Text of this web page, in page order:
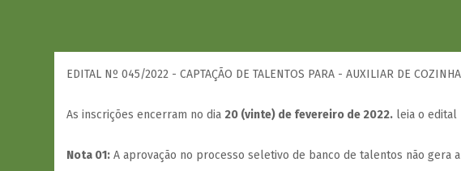
EDITAL Nº 045/2022 - CAPTAÇÃO DE TALENTOS PARA - AUXILIAR DE
As inscrições encerram no dia 20 (vinte) de fevereiro de 2022. leia o edital
Nota 01: A aprovação no processo seletivo de banco de talentos não gera